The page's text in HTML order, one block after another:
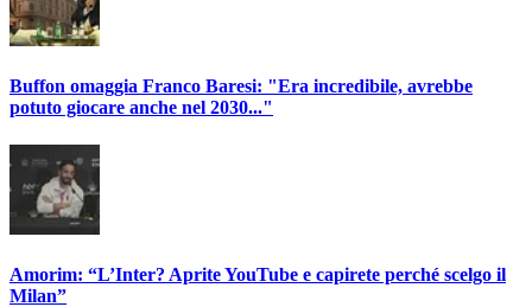
Buffon omaggia Franco Baresi: "Era incredibile, avrebbe
potuto giocare anche nel 2030..."
Amorim: “L’Inter? Aprite YouTube e capirete perché scelgo il
Milan”